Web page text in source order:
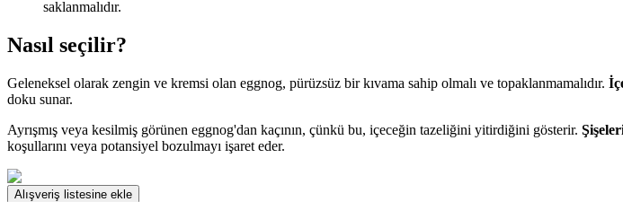
saklanmalıdır.
Nasıl seçilir?
Geleneksel olarak zengin ve kremsi olan eggnog, pürüzsüz bir kıvama sahip olmalı ve topaklanmamalıdır.
doku sunar.
Ayrışmış veya kesilmiş görünen eggnog'dan kaçının, çünkü bu, içeceğin tazeliğini yitirdiğini gösterir.
koşullarını veya potansiyel bozulmayı işaret eder.
Alışveriş listesine ekle